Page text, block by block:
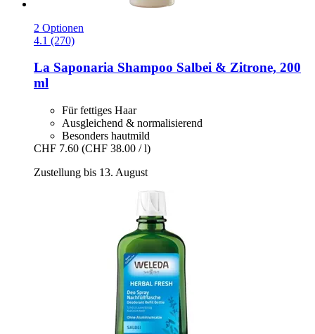
2 Optionen
4.1 (270)
La Saponaria Shampoo Salbei & Zitrone, 200
ml
Für fettiges Haar
Ausgleichend & normalisierend
Besonders hautmild
CHF 7.60 (CHF 38.00 / l)
Zustellung bis 13. August